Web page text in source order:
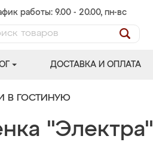
работы: 9.00 - 20.00, пн-вс
ДОСТАВКА И ОПЛАТА
В ГОСТИНУЮ
"Электра"